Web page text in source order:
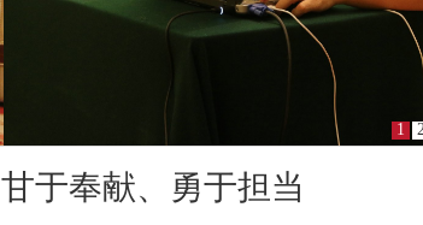
1
甘于奉献、勇于担当